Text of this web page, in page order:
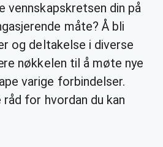
vennskapskretsen din på
måte? Å bli
og deltakelse i diverse
nøkkelen til å møte nye
varige forbindelser.
for hvordan du kan